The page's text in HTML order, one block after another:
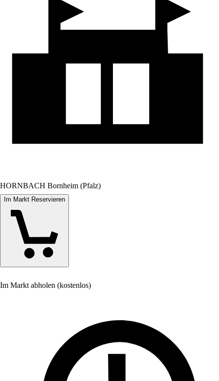
HORNBACH Bornheim (Pfalz)
Im Markt Reservieren
Im Markt abholen (kostenlos)